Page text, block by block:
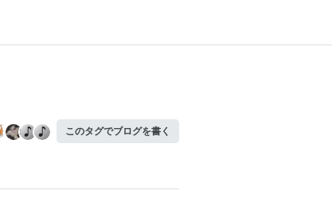
このタグでブログを書く